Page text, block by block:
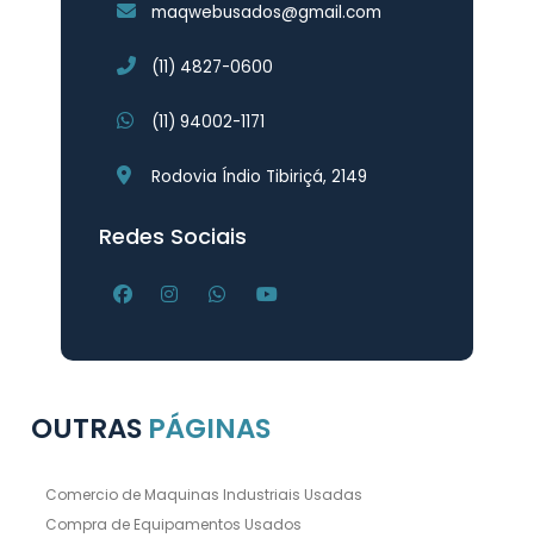
maqwebusados@gmail.com
(11) 4827-0600
(11) 94002-1171
Rodovia Índio Tibiriçá, 2149
Redes Sociais
OUTRAS PÁGINAS
Comercio de Maquinas Industriais Usadas
Compra de Equipamentos Usados